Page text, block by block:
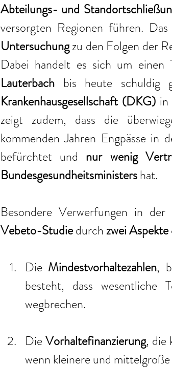
Abteilungs- und
versorgten Regionen führen.
Untersuchung zu den Folgen der
Dabei handelt es sich um
Lauterbach bis heute schuldig
Krankenhausgesellschaft (DKG)
zeigt zudem, dass die
kommenden Jahren Engpässe in
befürchtet und nur wenig
Bundesgesundheitsministers hat.
Vebeto-Studie durch zwei Aspekte
Die Mindestvorhaltezahlen,
besteht, dass wesentliche
wegbrechen.
Die Vorhaltefinanzierung, die
wenn kleinere und